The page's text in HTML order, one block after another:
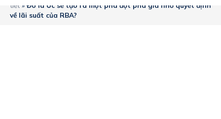
tiết »Đô la Úc sẽ tạo ra một pha đột phá giá nhờ quyết định
về lãi suất của RBA?